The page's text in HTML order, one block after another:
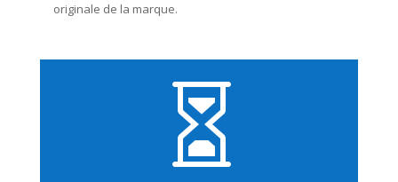
originale de la marque.
